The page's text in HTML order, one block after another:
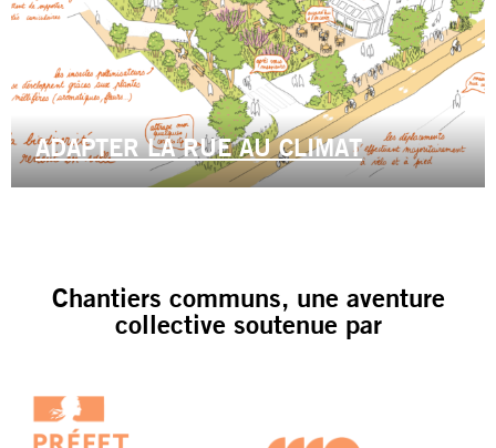
ADAPTER LA RUE AU CLIMAT
Chantiers communs, une aventure
collective soutenue par